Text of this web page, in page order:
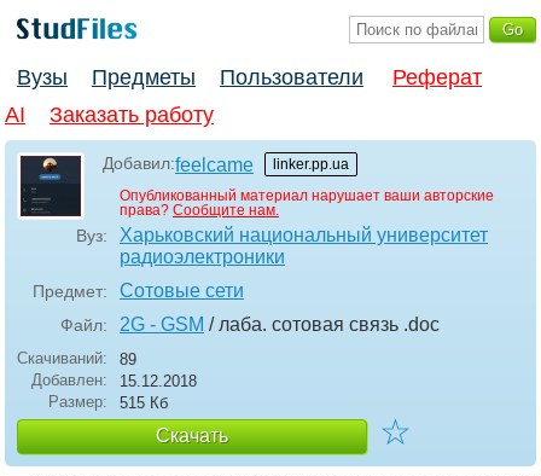
Вузы Предметы Пользователи
Реферат
AI
Заказать работу
Добавил:feelcame
linker.pp.ua
Опубликованный материал нарушает ваши авторские
права? Сообщите нам.
Вуз:
Харьковский национальный университет
радиоэлектроники
Предмет: Сотовые сети
Файл: 2G - GSM / лаба. сотовая связь .doc
Скачиваний:
89
Добавлен:
15.12.2018
Размер:
515 Кб
Скачать ☆